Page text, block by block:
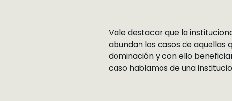
Vale destacar que la
abundan los casos de aquellas
dominación y con ello
caso hablamos de una